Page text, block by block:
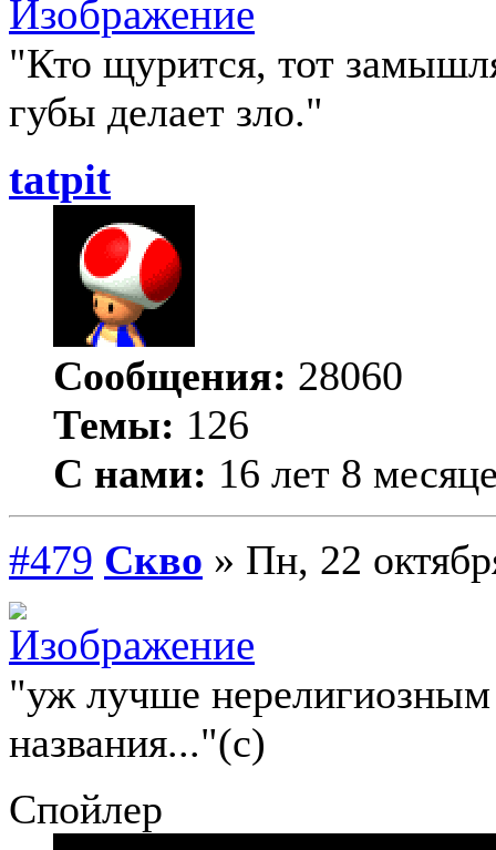
"Кто щурится, тот
губы делает зло."
tatpit
Сообщения: 28060
Темы: 126
С нами: 16 лет 8
#479 Скво » Пн, 22
"уж лучше
названия..."(с)
Спойлер